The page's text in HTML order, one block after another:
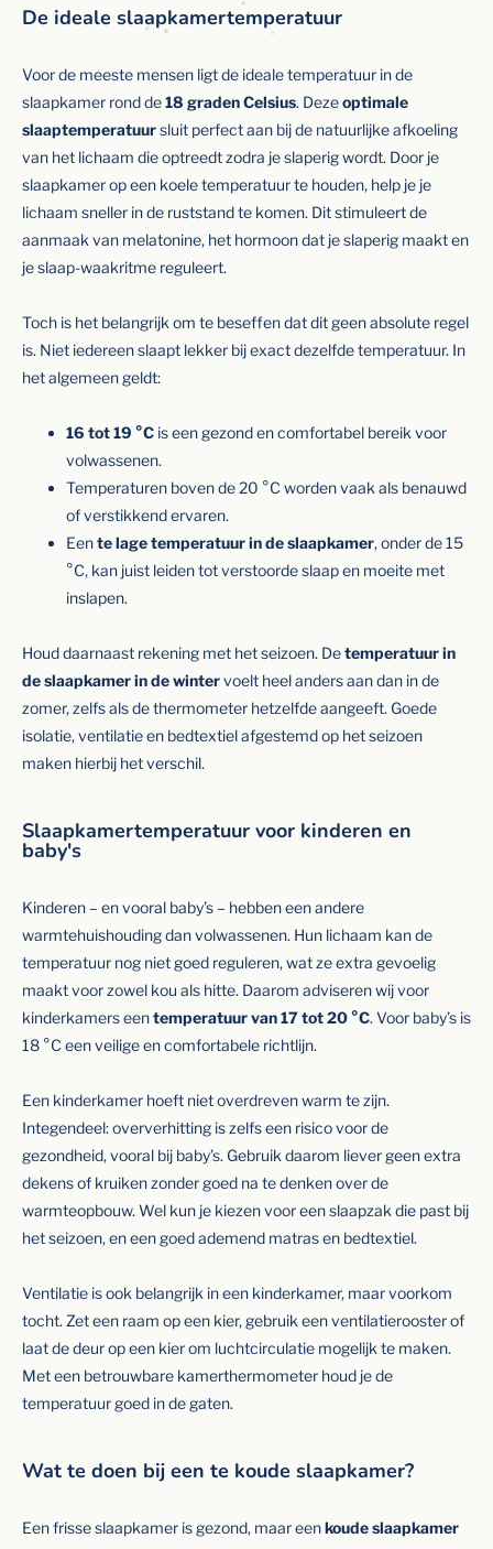
De ideale slaapkamertemperatuur
Voor de meeste mensen ligt de ideale temperatuur in de
slaapkamer rond de18 graden Celsius. Dezeoptimale
slaaptemperatuursluit perfect aan bij de natuurlijke afkoeling
van het lichaam die optreedt zodra je slaperig wordt. Door je
slaapkamer op een koele temperatuur te houden, help je je
lichaam sneller in de ruststand te komen. Dit stimuleert de
aanmaak van melatonine, het hormoon dat je slaperig maakt en
je slaap-waakritme reguleert.
Toch is het belangrijk om te beseffen dat dit geen absolute regel
is. Niet iedereen slaapt lekker bij exact dezelfde temperatuur. In
het algemeen geldt:
16 tot 19 °C is een gezond en comfortabel bereik voor
volwassenen.
Temperaturen boven de 20 °C worden vaak als benauwd
of verstikkend ervaren.
Eente lage temperatuur in de slaapkamer, onder de 15
°C, kan juist leiden tot verstoorde slaap en moeite met
inslapen.
Houd daarnaast rekening met het seizoen. Detemperatuur in
de slaapkamer in de wintervoelt heel anders aan dan in de
zomer, zelfs als de thermometer hetzelfde aangeeft. Goede
isolatie, ventilatie en bedtextiel afgestemd op het seizoen
maken hierbij het verschil.
Slaapkamertemperatuur voor kinderen en
baby's
Kinderen – en vooral baby’s – hebben een andere
warmtehuishouding dan volwassenen. Hun lichaam kan de
temperatuur nog niet goed reguleren, wat ze extra gevoelig
maakt voor zowel kou als hitte. Daarom adviseren wij voor
kinderkamers eentemperatuur van 17 tot 20 °C. Voor baby’s is
18 °C een veilige en comfortabele richtlijn.
Een kinderkamer hoeft niet overdreven warm te zijn.
Integendeel: oververhitting is zelfs een risico voor de
gezondheid, vooral bij baby’s. Gebruik daarom liever geen extra
dekens of kruiken zonder goed na te denken over de
warmteopbouw. Wel kun je kiezen voor een slaapzak die past bij
het seizoen, en een goed ademend matras en bedtextiel.
Ventilatie is ook belangrijk in een kinderkamer, maar voorkom
tocht. Zet een raam op een kier, gebruik een ventilatierooster of
laat de deur op een kier om luchtcirculatie mogelijk te maken.
Met een betrouwbare kamerthermometer houd je de
temperatuur goed in de gaten.
Wat te doen bij een te koude slaapkamer?
Een frisse slaapkamer is gezond, maar eenkoude slaapkamer